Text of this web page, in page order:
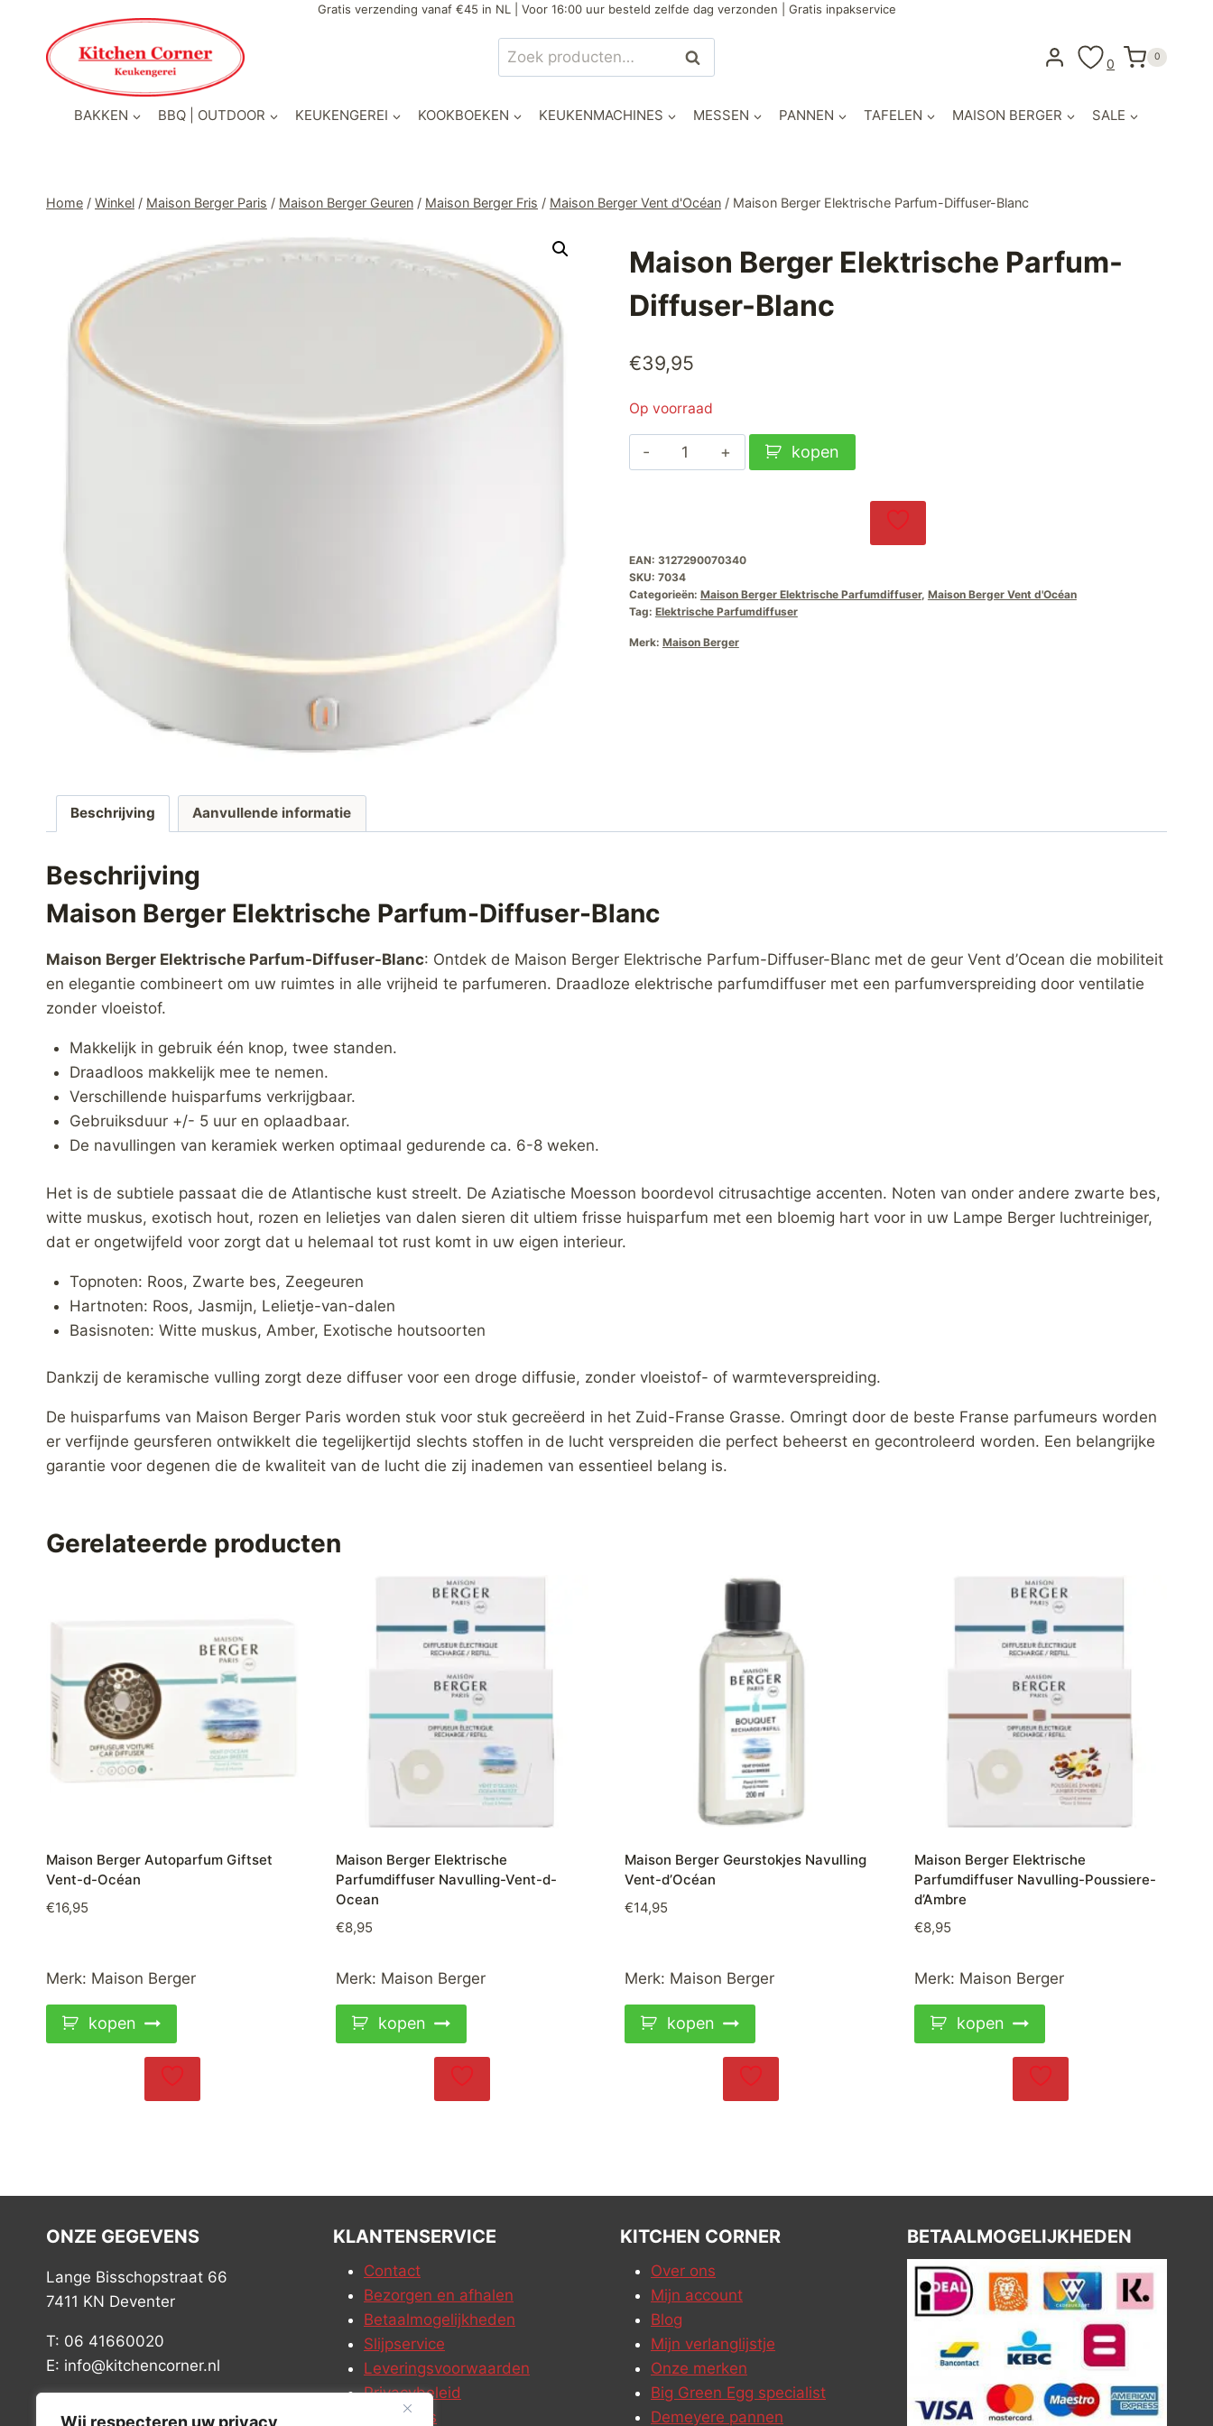
Wij respecteren uw privacy
inhoud
Gratis verzending vanaf €45 in NL | Voor 16:00 uur besteld zelfde dag verzonden | Gratis inpakservice
Zoeken
naar:
Zoeken 0 0
BAKKEN BBQ | OUTDOOR KEUKENGEREI KOOKBOEKEN KEUKENMACHINES MESSEN PANNEN TAFELEN MAISON BERGER SALE
Home / Winkel / Maison Berger Paris / Maison Berger Geuren / Maison Berger Fris / Maison Berger Vent d'Océan / Maison Berger Elektrische Parfum-Diffuser-Blanc
Maison Berger Elektrische Parfum-
Diffuser-Blanc
€39,95
Op voorraad
Maison
Berger
Blanc
aantal
kopen
EAN: 3127290070340
SKU: 7034
Categorieën: Maison Berger Elektrische Parfumdiffuser, Maison Berger Vent d'Océan
Tag: Elektrische Parfumdiffuser
Merk: Maison Berger
Beschrijving Aanvullende informatie
Beschrijving
Maison Berger Elektrische Parfum-Diffuser-Blanc
Maison Berger Elektrische Parfum-Diffuser-Blanc: Ontdek de Maison Berger Elektrische Parfum-Diffuser-Blanc met de geur Vent d’Ocean die mobiliteit
en elegantie combineert om uw ruimtes in alle vrijheid te parfumeren. Draadloze elektrische parfumdiffuser met een parfumverspreiding door ventilatie
zonder vloeistof.
Makkelijk in gebruik één knop, twee standen.
Draadloos makkelijk mee te nemen.
Verschillende huisparfums verkrijgbaar.
Gebruiksduur +/- 5 uur en oplaadbaar.
De navullingen van keramiek werken optimaal gedurende ca. 6-8 weken.
Het is de subtiele passaat die de Atlantische kust streelt. De Aziatische Moesson boordevol citrusachtige accenten. Noten van onder andere zwarte bes,
witte muskus, exotisch hout, rozen en lelietjes van dalen sieren dit ultiem frisse huisparfum met een bloemig hart voor in uw Lampe Berger luchtreiniger,
dat er ongetwijfeld voor zorgt dat u helemaal tot rust komt in uw eigen interieur.
Topnoten: Roos, Zwarte bes, Zeegeuren
Hartnoten: Roos, Jasmijn, Lelietje-van-dalen
Basisnoten: Witte muskus, Amber, Exotische houtsoorten
Dankzij de keramische vulling zorgt deze diffuser voor een droge diffusie, zonder vloeistof- of warmteverspreiding.
De huisparfums van Maison Berger Paris worden stuk voor stuk gecreëerd in het Zuid-Franse Grasse. Omringt door de beste Franse parfumeurs worden
er verfijnde geursferen ontwikkelt die tegelijkertijd slechts stoffen in de lucht verspreiden die perfect beheerst en gecontroleerd worden. Een belangrijke
garantie voor degenen die de kwaliteit van de lucht die zij inademen van essentieel belang is.
Gerelateerde producten
Maison Berger Autoparfum Giftset
Vent-d-Océan
€16,95
Merk: Maison Berger
kopen
Maison Berger Elektrische
Parfumdiffuser Navulling-Vent-d-
Ocean
€8,95
Merk: Maison Berger
kopen
Maison Berger Geurstokjes Navulling
Vent-d’Océan
€14,95
Merk: Maison Berger
kopen
Maison Berger Elektrische
Parfumdiffuser Navulling-Poussiere-
d’Ambre
€8,95
Merk: Maison Berger
kopen
ONZE GEGEVENS
Lange Bisschopstraat 66
7411 KN Deventer
T: 06 41660020
E: info@kitchencorner.nl
KLANTENSERVICE
Contact
Bezorgen en afhalen
Betaalmogelijkheden
Slijpservice
Leveringsvoorwaarden
Privacybeleid
Vacatures
KITCHEN CORNER
Over ons
Mijn account
Blog
Mijn verlanglijstje
Onze merken
Big Green Egg specialist
Demeyere pannen
BETAALMOGELIJKHEDEN